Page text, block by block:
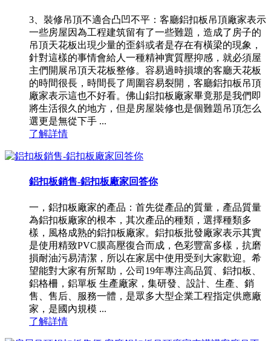
3、裝修吊頂不適合凸凹不平：客廳鋁扣板吊頂廠家表示
一些房屋因為工程建筑留有了一些難題，造成了房子的
吊頂天花板出現少量的歪斜或者是存在有橫梁的現象，
針對這樣的事情會給人一種精神實質壓抑感，就必須屋
主們開展吊頂天花板整修。容易過時損壞的客廳天花板
的時間很長，時間長了周圍容易裂開，客廳鋁扣板吊頂
廠家表示這也不好看。佛山鋁扣板廠家畢竟那是我們即
將生活很久的地方，但是房屋裝修也是個難題吊頂怎么
選更是無從下手 ...
了解詳情
鋁扣板銷售-鋁扣板廠家回答你
一，鋁扣板廠家的產品：首先從產品的質量，產品質量
為鋁扣板廠家的根本，其次產品的種類，選擇種類多
樣，風格成熟的鋁扣板廠家。鋁扣板批發廠家表示其實
是使用精致PVC膜高壓復合而成，色彩豐富多樣，抗磨
損耐油污易清潔，所以在家居中使用受到大家歡迎。希
望能對大家有所幫助，公司19年專注高品質、鋁扣板、
鋁格柵，鋁單板 生產廠家，集研發、設計、生產、銷
售、售后、服務一體，是眾多大型企業工程指定供應廠
家，是國內規模 ...
了解詳情